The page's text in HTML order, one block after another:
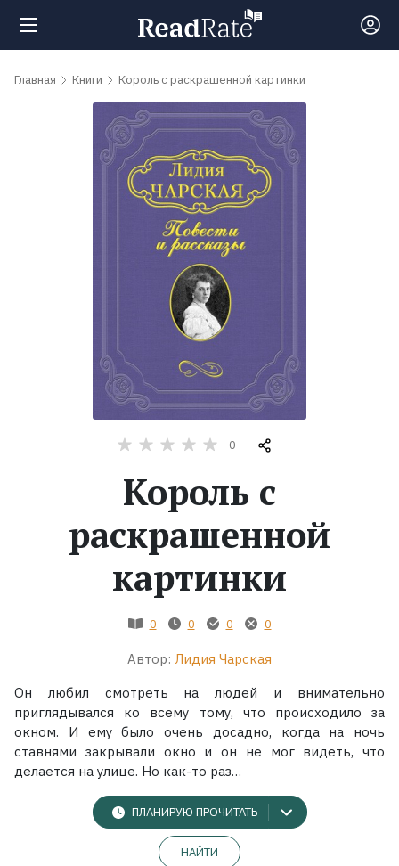
Поиск
Экранизации
Главная Книги Король с раскрашенной картинки
0
Король с
раскрашенной
картинки
0 0 0 0
Автор: Лидия Чарская
Он любил смотреть на людей и внимательно
приглядывался ко всему тому, что происходило за
окном. И ему было очень досадно, когда на ночь
ставнями закрывали окно и он не мог видеть, что
делается на улице. Но как-то раз…
ПЛАНИРУЮ ПРОЧИТАТЬ
НАЙТИ